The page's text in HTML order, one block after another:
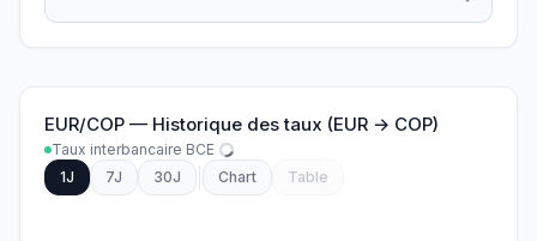
EUR/COP — Historique des taux (EUR → COP)
Taux interbancaire BCE
1J
7J 30J Chart Table